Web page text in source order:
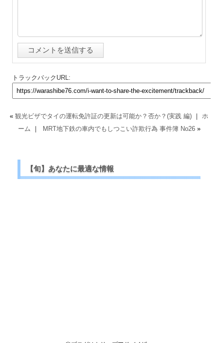
トラックバックURL:
« 観光ビザでタイの運転免許証の更新は可能か？否か？(実践 編) ｜ ホ
ーム ｜ MRT地下鉄の車内でもしつこい詐欺行為 事件簿 No26»
【旬】あなたに最適な情報